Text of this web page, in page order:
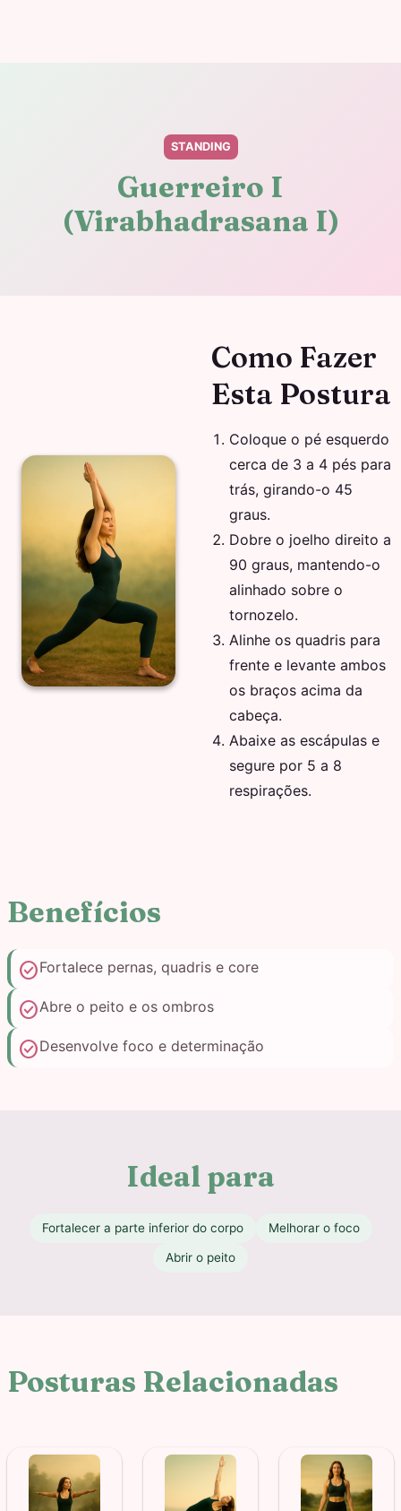
STANDING
Guerreiro I
(Virabhadrasana I)
Como Fazer
Esta Postura
Coloque o pé esquerdo
cerca de 3 a 4 pés para
trás, girando-o 45
graus.
Dobre o joelho direito a
90 graus, mantendo-o
alinhado sobre o
tornozelo.
Alinhe os quadris para
frente e levante ambos
os braços acima da
cabeça.
Abaixe as escápulas e
segure por 5 a 8
respirações.
Benefícios
check_circleFortalece pernas, quadris e core
check_circleAbre o peito e os ombros
check_circleDesenvolve foco e determinação
Ideal para
Fortalecer a parte inferior do corpo Melhorar o foco
Abrir o peito
Posturas Relacionadas